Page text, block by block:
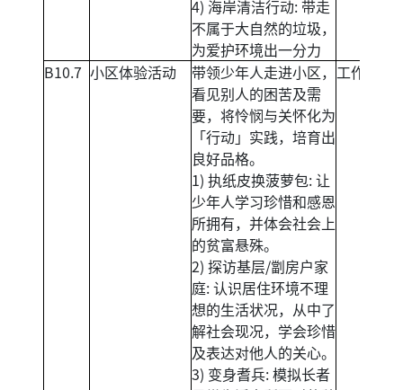
4) 海岸清洁行动: 带走
不属于大自然的垃圾，
为爱护环境出一分力
B10.7 小区体验活动
带领少年人走进小区，
看见别人的困苦及需
要，将怜悯与关怀化为
「行动」实践，培育出
良好品格。
1) 执纸皮换菠萝包: 让
少年人学习珍惜和感恩
所拥有，并体会社会上
的贫富悬殊。
2) 探访基层/劏房户家
庭: 认识居住环境不理
想的生活状况，从中了
解社会现况，学会珍惜
及表达对他人的关心。
3) 变身耆兵: 模拟长者
工作坊